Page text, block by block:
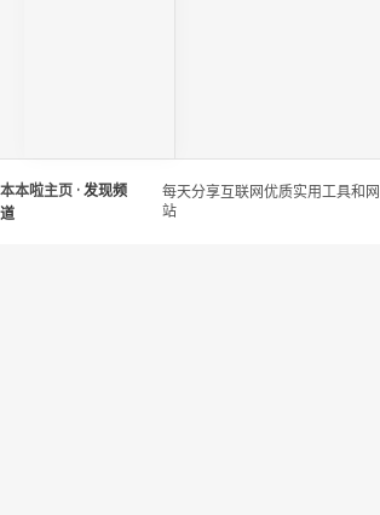
本本啦主页 · 发现频
道
每天分享互联网优质实用工具和网
站